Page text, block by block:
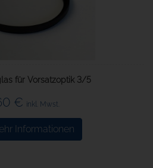
für Vorsatzoptik 3/5
€ inkl. Mwst.
Informationen